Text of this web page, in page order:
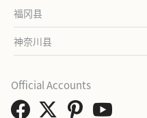
福冈县
神奈川县
Official Accounts